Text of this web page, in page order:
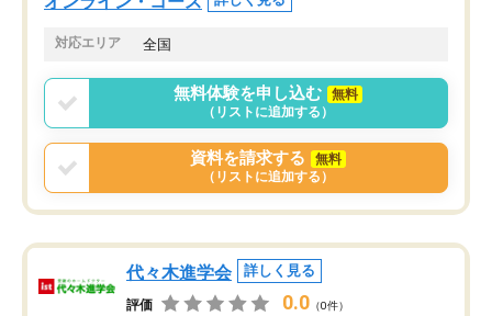
対応エリア 全国
無料体験を申し込む
無料
（リストに追加する）
資料を請求する
無料
（リストに追加する）
代々木進学会 詳しく見る
評価 0.0 （0件）